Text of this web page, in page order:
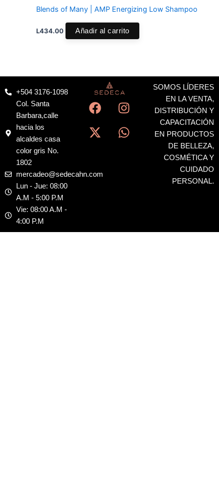
Blends of Many | AMP Energizing Low Shampoo
L434.00 Añadir al carrito
+504 3176-1098
Col. Santa
Barbara,calle
hacia los
alcaldes casa
color gris No.
1802
mercadeo@sedecahn.com
Lun - Jue: 08:00
A.M - 5:00 P.M
Vie: 08:00 A.M -
4:00 P.M
F
a
c
e
o
I
n
s
t
X
-
t
w
t
W
h
a
t
SOMOS LÍDERES
EN LA VENTA,
DISTRIBUCIÓN Y
CAPACITACIÓN
EN PRODUCTOS
DE BELLEZA,
COSMÉTICA Y
CUIDADO
PERSONAL.